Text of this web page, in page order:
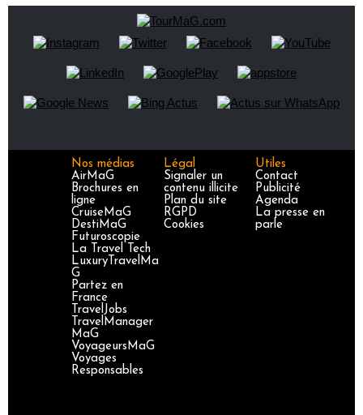
Nos médias
AirMaG
Brochures en
ligne
CruiseMaG
DestiMaG
Futuroscopie
La Travel Tech
LuxuryTravelMa
G
Partez en
France
TravelJobs
TravelManager
MaG
VoyageursMaG
Voyages
Responsables
Légal
Signaler un
contenu illicite
Plan du site
RGPD
Cookies
Utiles
Contact
Publicité
Agenda
La presse en
parle